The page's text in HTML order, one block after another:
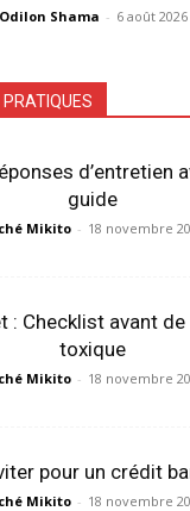
Odilon Shama - 6 août 2026
PRATIQUES
d’entretien
guide
Mikito - 18 novembre
: Checklist avant
toxique
Mikito - 18 novembre
pour un crédit
Mikito - 18 novembre